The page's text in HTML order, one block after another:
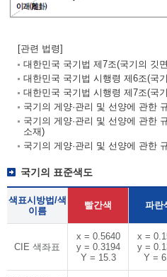
[관련 법령]
대한민국 국기법 제7조(국기의 깃
대한민국 국기법 시행령 제6조(국
대한민국 국기법 시행령 제7조(국
국기의 게양·관리 및 선양에 관한
국기의 게양·관리 및 선양에 관한
소재)
국기의 게양·관리 및 선양에 관한
국기의 표준색도
색표시방법/색
이름
빨간색 파란
CIE 색좌표
x = 0.5640
y = 0.3194
Y = 15.3
x =
y =
Y =